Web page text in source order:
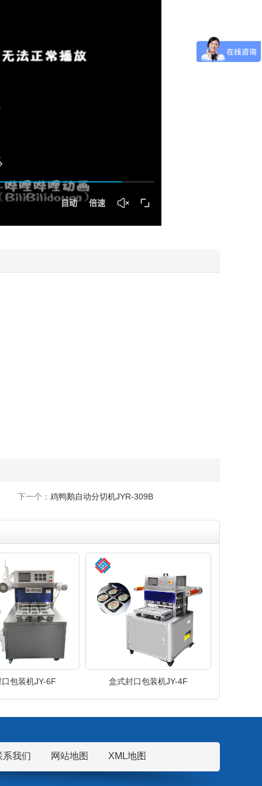
下一个： 鸡鸭鹅自动分切机JYR-309B
包装机JY-6F 盒式封口包装机JY-4F
系我们 网站地图 XML地图